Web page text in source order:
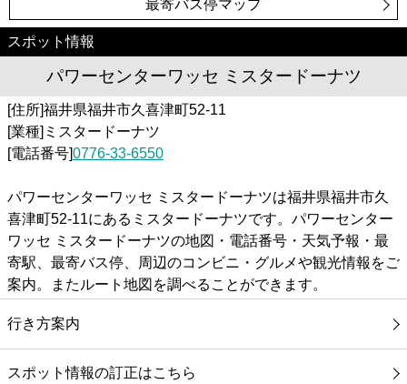
最寄バス停マップ
スポット情報
パワーセンターワッセ ミスタードーナツ
[住所]福井県福井市久喜津町52-11
[業種]ミスタードーナツ
[電話番号]0776-33-6550
パワーセンターワッセ ミスタードーナツは福井県福井市久
喜津町52-11にあるミスタードーナツです。パワーセンター
ワッセ ミスタードーナツの地図・電話番号・天気予報・最
寄駅、最寄バス停、周辺のコンビニ・グルメや観光情報をご
案内。またルート地図を調べることができます。
行き方案内
スポット情報の訂正はこちら